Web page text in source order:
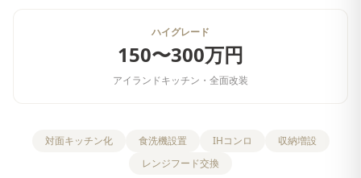
ハイグレード
150〜300万円
アイランドキッチン・全面改装
対面キッチン化 食洗機設置 IHコンロ
収納増設
レンジフード交換